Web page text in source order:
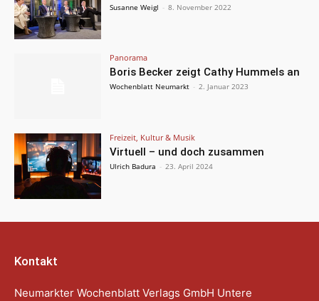
Susanne Weigl - 8. November 2022
Panorama
Boris Becker zeigt Cathy Hummels an
Wochenblatt Neumarkt - 2. Januar 2023
Freizeit, Kultur & Musik
Virtuell – und doch zusammen
Ulrich Badura - 23. April 2024
Kontakt
Neumarkter Wochenblatt Verlags GmbH Untere